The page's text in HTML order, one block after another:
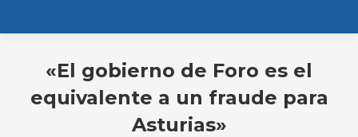
«El gobierno de Foro es el
equivalente a un fraude para
Asturias»